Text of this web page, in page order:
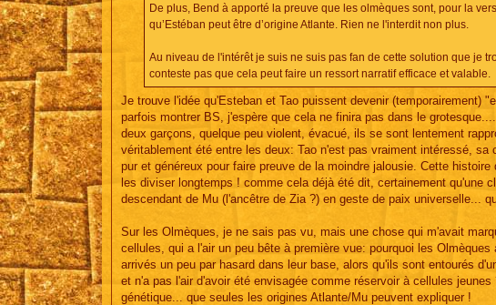
De plus, Bend à apporté la preuve que les olmèques sont, pour la
qu’Estéban peut être d’origine Atlante. Rien ne l'interdit non plus.
Au niveau de l'intérêt je suis ne suis pas fan de cette solution que je
conteste pas que cela peut faire un ressort narratif efficace et valable.
Je trouve l'idée qu'Esteban et Tao puissent devenir (temporairement)
parfois montrer BS, j'espère que cela ne finira pas dans le
deux garçons, quelque peu violent, évacué, ils se sont lentement
véritablement été entre les deux: Tao n'est pas vraiment intéressé,
pur et généreux pour faire preuve de la moindre jalousie. Cette
les diviser longtemps ! comme cela déjà été dit, certainement qu'une
descendant de Mu (l'ancêtre de Zia ?) en geste de paix universelle...
Sur les Olmèques, je ne sais pas vu, mais une chose qui m'avait
cellules, qui a l'air un peu bête à première vue: pourquoi les
arrivés un peu par hasard dans leur base, alors qu'ils sont entourés
et n'a pas l'air d'avoir été envisagée comme réservoir à cellules
génétique... que seules les origines Atlante/Mu peuvent expliquer !